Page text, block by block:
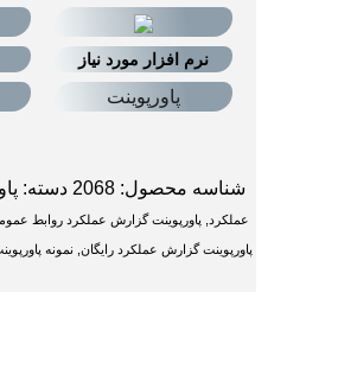
نرم افزار مورد نیاز
پاورپوینت
شناسه محصول: 2068 دسته:
عملکرد پاورپوینت گزارش عملکرد روابط
پاورپوینت گزارش عملکرد رایگان نمونه